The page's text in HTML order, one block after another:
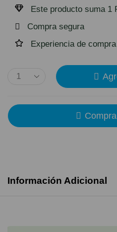
Este producto suma 1
Compra segura
Experiencia de
Información Adicional